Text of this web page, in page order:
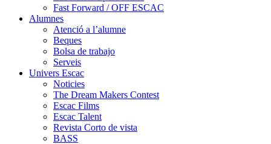
Fast Forward / OFF ESCAC
Alumnes
Atenció a l’alumne
Beques
Bolsa de trabajo
Serveis
Univers Escac
Noticies
The Dream Makers Contest
Escac Films
Escac Talent
Revista Corto de vista
BASS